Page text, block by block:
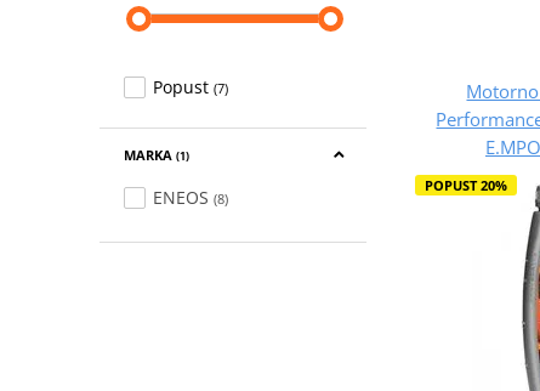
Popust (7)
MARKA (1)
ENEOS (8)
Motorno
POPUST 20%